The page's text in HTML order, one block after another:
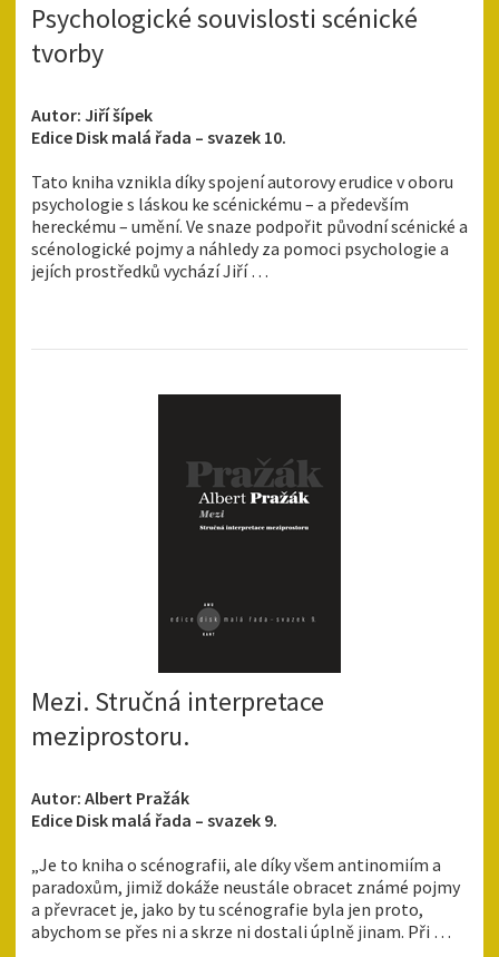
Psychologické souvislosti scénické
tvorby
Autor: Jiří šípek
Edice Disk malá řada – svazek 10.
Tato kniha vznikla díky spojení autorovy erudice v oboru
psychologie s láskou ke scénickému – a především
hereckému – umění. Ve snaze podpořit původní scénické a
scénologické pojmy a náhledy za pomoci psychologie a
jejích prostředků vychází Jiří …
Mezi. Stručná interpretace
meziprostoru.
Autor: Albert Pražák
Edice Disk malá řada – svazek 9.
„Je to kniha o scénografii, ale díky všem antinomiím a
paradoxům, jimiž dokáže neustále obracet známé pojmy
a převracet je, jako by tu scénografie byla jen proto,
abychom se přes ni a skrze ni dostali úplně jinam. Při …